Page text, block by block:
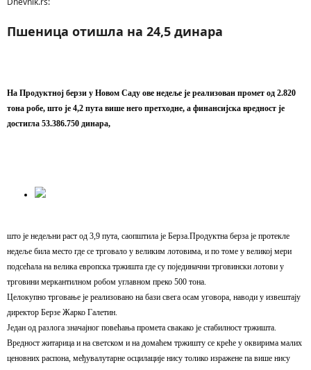
Пшеница отишла на 24,5 динара
На Продуктној берзи у Новом Саду ове недеље је реализован промет од 2.820
тона робе, што је 4,2 пута више него претходне, а финансијска вредност је
достигла 53.386.750 динара,
што је недељни раст од 3,9 пута, саопштила је Берза.Продуктна берза је протекле
недеље била место где се трговало у великим лотовима, и по томе у великој мери
подсећала на велика европска тржишта где су појединачни трговински лотови у
трговини меркантилном робом углавном преко 500 тона.
Целокупно трговање је реализовано на бази свега осам уговора, наводи у извештају
директор Берзе Жарко Галетин.
Један од разлога значајног повећања промета свакако је стабилност тржишта.
Вредност житарица и на светском и на домаћем тржишту се креће у оквирима малих
ценовних распона, међувалутарне осцилације нису толико изражене па више нису